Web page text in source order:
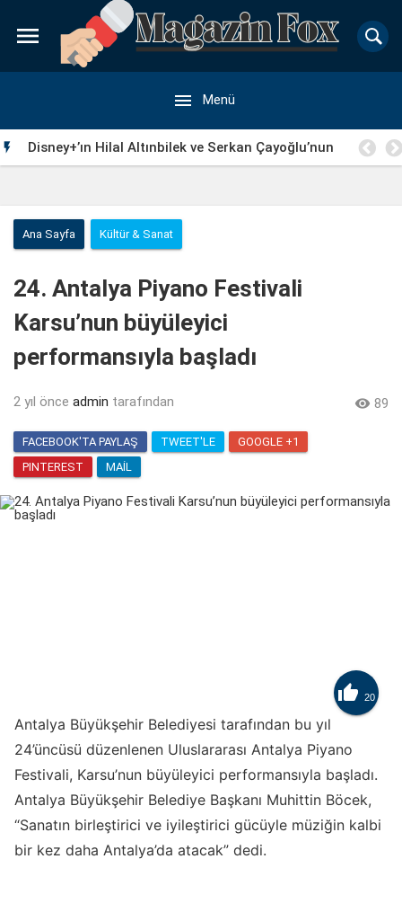

 Menü
 Disney+’ın Hilal Altınbilek ve Serkan Çayoğlu’nun
ve Merak Uyandıran İlk Tanıtımı Yayımlandı
Ana Sayfa Kültür & Sanat
24. Antalya Piyano Festivali
Karsu’nun büyüleyici
performansıyla başladı
2 yıl önce admin tarafından  89
FACEBOOK'TA PAYLAŞ TWEET'LE
GOOGLE +1
PINTEREST
MAIL
 20
Antalya Büyükşehir Belediyesi tarafından bu yıl
24’üncüsü düzenlenen Uluslararası Antalya Piyano
Festivali, Karsu’nun büyüleyici performansıyla başladı.
Antalya Büyükşehir Belediye Başkanı Muhittin Böcek,
“Sanatın birleştirici ve iyileştirici gücüyle müziğin kalbi
bir kez daha Antalya’da atacak” dedi.